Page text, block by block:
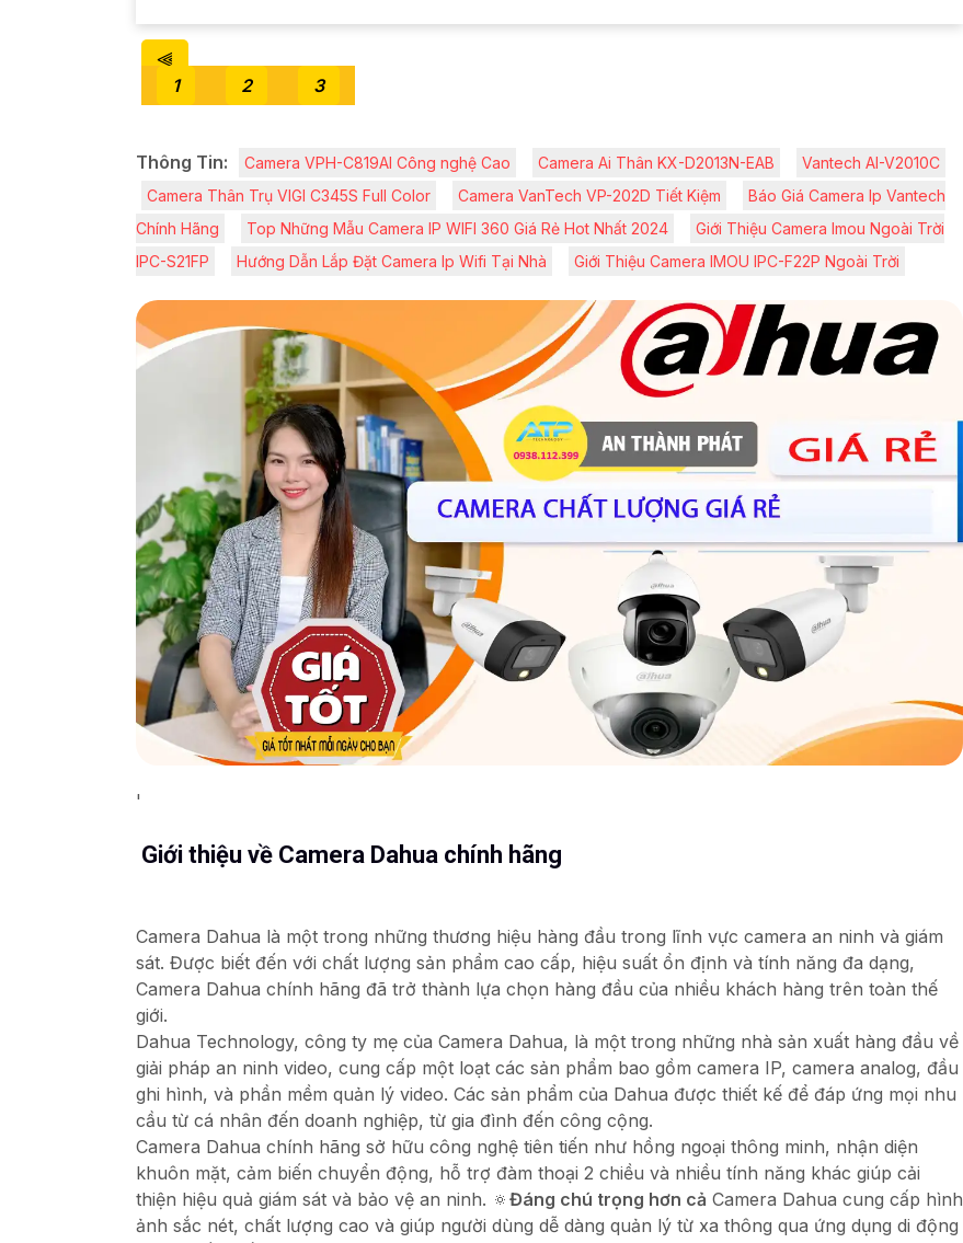
⫷
1
2 3
Thông Tin: Camera VPH-C819AI Công nghệ Cao Camera Ai Thân KX-D2013N-EAB
Vantech AI-V2010C
Camera Thân Trụ VIGI C345S Full Color
Camera VanTech VP-202D Tiết Kiệm
Báo Giá Camera Ip Vantech
Chính Hãng
Top Những Mẫu Camera IP WIFI 360 Giá Rẻ Hot Nhất 2024
Giới Thiệu Camera Imou Ngoài Trời
IPC-S21FP
Hướng Dẫn Lắp Đặt Camera Ip Wifi Tại Nhà Giới Thiệu Camera IMOU IPC-F22P Ngoài Trời
'
Giới thiệu về Camera Dahua chính hãng
Camera Dahua là một trong những thương hiệu hàng đầu trong lĩnh vực camera an ninh và giám
sát. Được biết đến với chất lượng sản phẩm cao cấp, hiệu suất ổn định và tính năng đa dạng,
Camera Dahua chính hãng đã trở thành lựa chọn hàng đầu của nhiều khách hàng trên toàn thế
giới.
Dahua Technology, công ty mẹ của Camera Dahua, là một trong những nhà sản xuất hàng đầu về
giải pháp an ninh video, cung cấp một loạt các sản phẩm bao gồm camera IP, camera analog, đầu
ghi hình, và phần mềm quản lý video. Các sản phẩm của Dahua được thiết kế để đáp ứng mọi nhu
cầu từ cá nhân đến doanh nghiệp, từ gia đình đến công cộng.
Camera Dahua chính hãng sở hữu công nghệ tiên tiến như hồng ngoại thông minh, nhận diện
khuôn mặt, cảm biến chuyển động, hỗ trợ đàm thoại 2 chiều và nhiều tính năng khác giúp cải
thiện hiệu quả giám sát và bảo vệ an ninh. 🔅 Đáng chú trọng hơn cả Camera Dahua cung cấp hình
ảnh sắc nét, chất lượng cao và giúp người dùng dễ dàng quản lý từ xa thông qua ứng dụng di động